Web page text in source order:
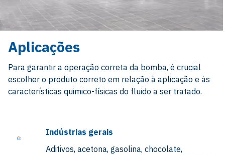
Aplicações
Para garantir a operação correta da bomba, é crucial
escolher o produto correto em relação à aplicação e às
características quimico-físicas do fluido a ser tratado.
Indústrias gerais
Aditivos, acetona, gasolina, chocolate,